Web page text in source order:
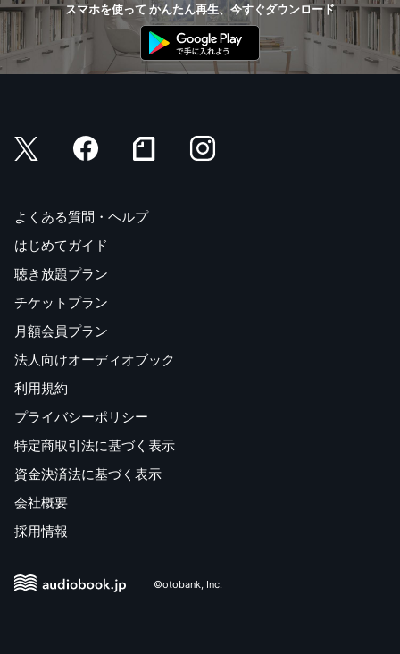
スマホを使って かんたん再生、今すぐダウンロード
よくある質問・ヘルプ
はじめてガイド
聴き放題プラン
チケットプラン
月額会員プラン
法人向けオーディオブック
利用規約
プライバシーポリシー
特定商取引法に基づく表示
資金決済法に基づく表示
会社概要
採用情報
©otobank, Inc.